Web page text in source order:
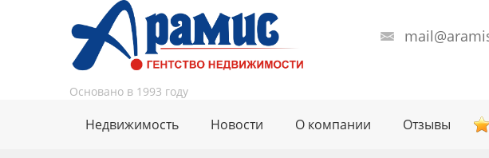
Основано в 1993 году
Недвижимость Новости О компании Отзывы